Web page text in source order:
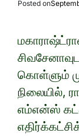
Posted on
கொள்ளும்
நிலையில்,
எம்என்ஸ்